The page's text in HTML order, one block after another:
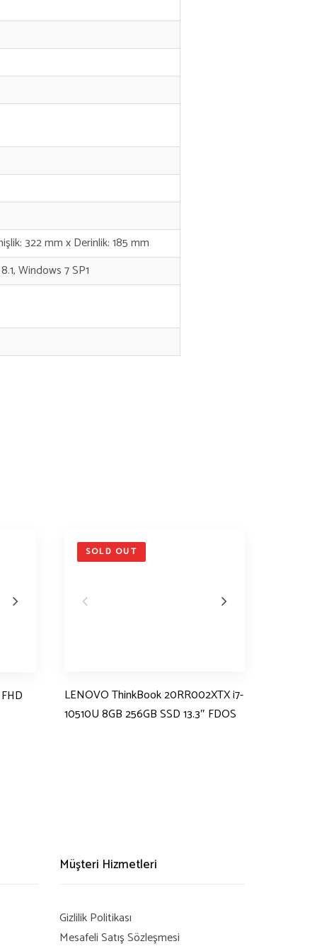
322 mm x Derinlik: 185 mm
Windows 7 SP1
SOLD OUT
LENOVO ThinkBook 20RR002XTX i7-
10510U 8GB 256GB SSD 13.3″ FDOS
Müşteri Hizmetleri
Gizlilik Politikası
Mesafeli Satış Sözleşmesi